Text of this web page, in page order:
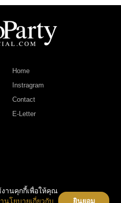
Home
Instragram
Contact
E-Letter
งานคุกกี้เพื่อให้คุณ
นโยบายเกี่ยวกับ ยินยอม